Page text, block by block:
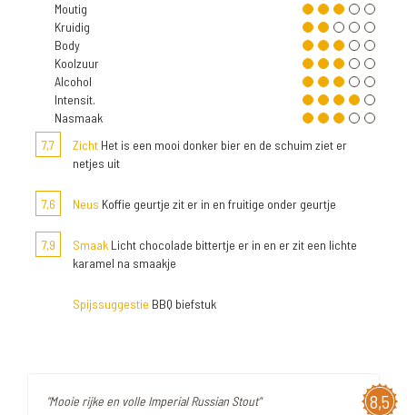
Moutig
Kruidig
Body
Koolzuur
Alcohol
Intensit.
Nasmaak
7,7
Zicht Het is een mooi donker bier en de schuim ziet er
netjes uit
7,6 Neus Koffie geurtje zit er in en fruitige onder geurtje
7,9 Smaak Licht chocolade bittertje er in en er zit een lichte
karamel na smaakje
Spijssuggestie BBQ biefstuk
8,5
"Mooie rijke en volle Imperial Russian Stout"